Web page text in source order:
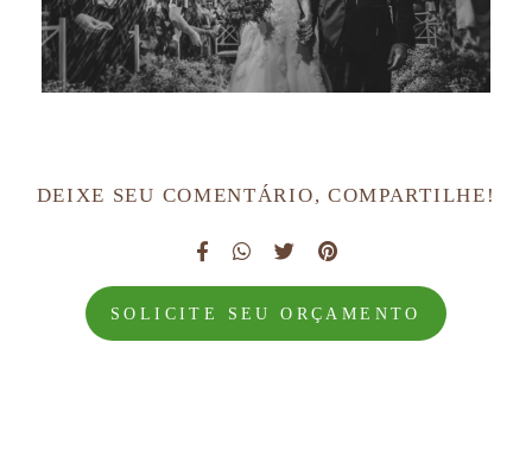
DEIXE SEU COMENTÁRIO, COMPARTILHE!
SOLICITE SEU ORÇAMENTO